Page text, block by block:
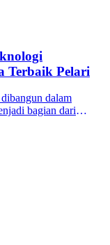
Terbaik Pelari
dalam
bagian dari